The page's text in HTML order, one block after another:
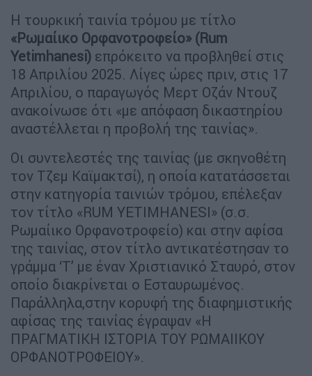
Η τουρκική ταινία τρόμου με τίτλο
«Ρωμαίικο Ορφανοτροφείο» (Rum
Yetimhanesi) επρόκειτο να προβληθεί στις
18 Απριλίου 2025. Λίγες ώρες πριν, στις 17
Απριλίου, ο παραγωγός Μερτ Οζάν Ντουζ
ανακοίνωσε ότι «με απόφαση δικαστηρίου
αναστέλλεται η προβολή της ταινίας».
Οι συντελεστές της ταινίας (με σκηνοθέτη
τον Τζεμ Καϊμακτσί), η οποία κατατάσσεται
στην κατηγορία ταινιών τρόμου, επέλεξαν
τον τίτλο «RUM YETIMHANESI» (σ.σ.
Ρωμαίικο Ορφανοτροφείο) και στην αφίσα
της ταινίας, στον τίτλο αντικατέστησαν το
γράμμα ‘Τ’ με έναν Χριστιανικό Σταυρό, στον
οποίο διακρίνεται ο Εσταυρωμένος.
Παράλληλα,στην κορυφή της διαφημιστικής
αφίσας της ταινίας έγραψαν «Η
ΠΡΑΓΜΑΤΙΚΗ ΙΣΤΟΡΙΑ ΤΟΥ ΡΩΜΑΙΙΚΟΥ
ΟΡΦΑΝΟΤΡΟΦΕΙΟΥ».